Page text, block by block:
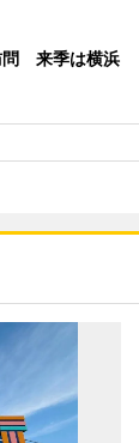
問 来季は横浜